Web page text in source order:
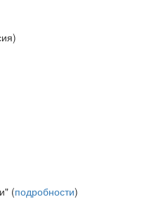
(подробности)